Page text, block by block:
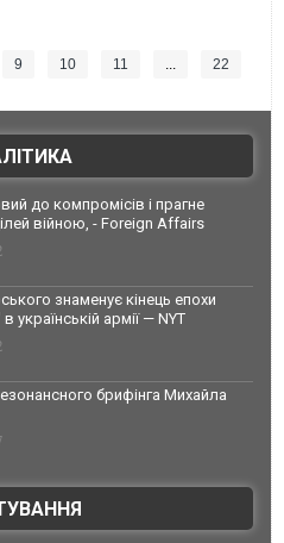
9 10 11 ... 22
до компромісів і прагне
війною, - Foreign Affairs
знаменує кінець епохи
українській армії — NYT
брифінга Михайла